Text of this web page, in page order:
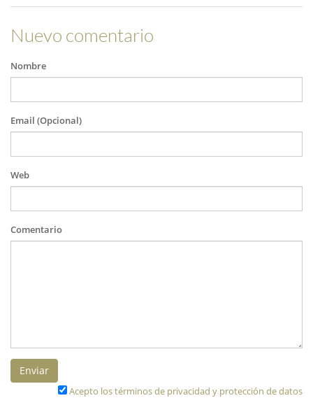
Nuevo comentario
Nombre
Email (Opcional)
Web
Comentario
Enviar
Acepto los términos de privacidad y protección de datos